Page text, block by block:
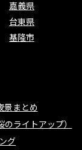
嘉義県
台東県
基隆市
景まとめ
ライトアップ）
グ